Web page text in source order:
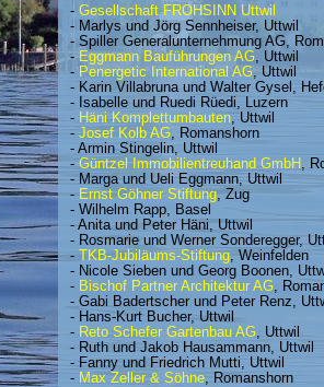
- Gesellschaft FROHSINN Uttwil
- Marlys und Jörg Sennheiser, Uttwil
- Spiller Generalunternehmung AG,
- Eggmann Bauführungen AG , Uttwil
-Penergetic International AG , Uttwil
- Karin Villabruna und Walter Gysel,
- Isabelle und Ruedi Rüedi, Luzern
- Häni Komplettumbauten , Uttwil
- Josef Kolb AG , Romanshorn
- Armin Stingelin, Uttwil
- Güntzel Immobilientreuhand GmbH ,
- Marga und Ueli Eggmann, Uttwil
- Ernst Göhner Stiftung, Zug
- Wilhelm Rapp, Basel
- Anita und Peter Häni, Uttwil
- Rosmarie und Werner Sonderegger,
- TKB-Jubiläums-Stiftung , Weinfelden
- Nicole Sieben und Georg Boonen,
- Bischof Partner Architektur AG ,
- Gabi Badertscher und Peter Renz,
- Hans-Kurt Bucher, Uttwil
- Reto Schefer Gartenbau AG , Uttwil
- Ruth und Jakob Hausammann, Uttwil
- Fanny und Friedrich Mutti, Uttwil
- Max Zeller & Söhne , Romanshorn